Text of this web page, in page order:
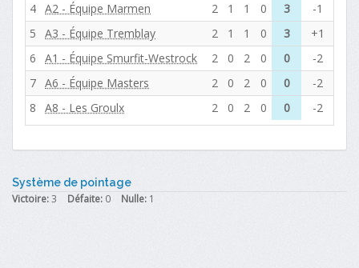
4 A2 - Équipe Marmen 2 1 1 0 3
-1
5
A3 - Équipe Tremblay 2 1 1 0 3
+1
6
A1 - Équipe Smurfit-Westrock 2 0 2 0 0
-2
7 A6 - Équipe Masters 2 0 2 0 0
-2
8
A8 - Les Groulx 2 0 2 0 0 -2
Système de pointage
Victoire:3 Défaite: 0 Nulle: 1